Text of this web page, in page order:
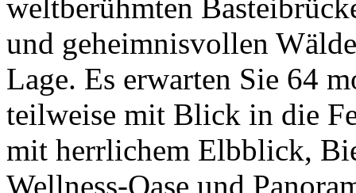
weltberühmten
und geheimnisvollen
Lage. Es erwarten Sie 64
teilweise mit Blick in die
mit herrlichem Elbblick,
Wellness-Oase und